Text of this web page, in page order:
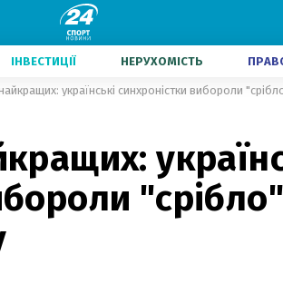
ІНВЕСТИЦІЇ НЕРУХОМІСТЬ
українські синхроністки вибороли